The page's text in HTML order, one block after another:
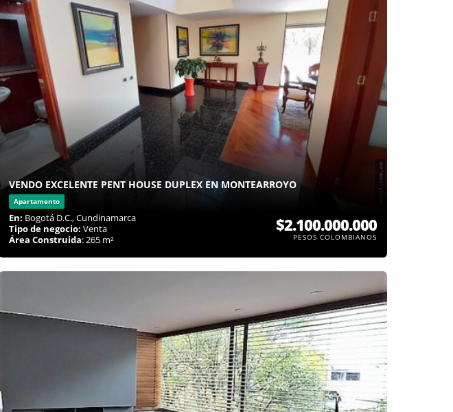
VENDO EXCELENTE PENT HOUSE DUPLEX EN MONTEARROYO
Apartamento
En: Bogotá D.C., Cundinamarca
Tipo de negocio: Venta
Área Construida: 265 m²
$2.100.000.000
PESOS COLOMBIANOS